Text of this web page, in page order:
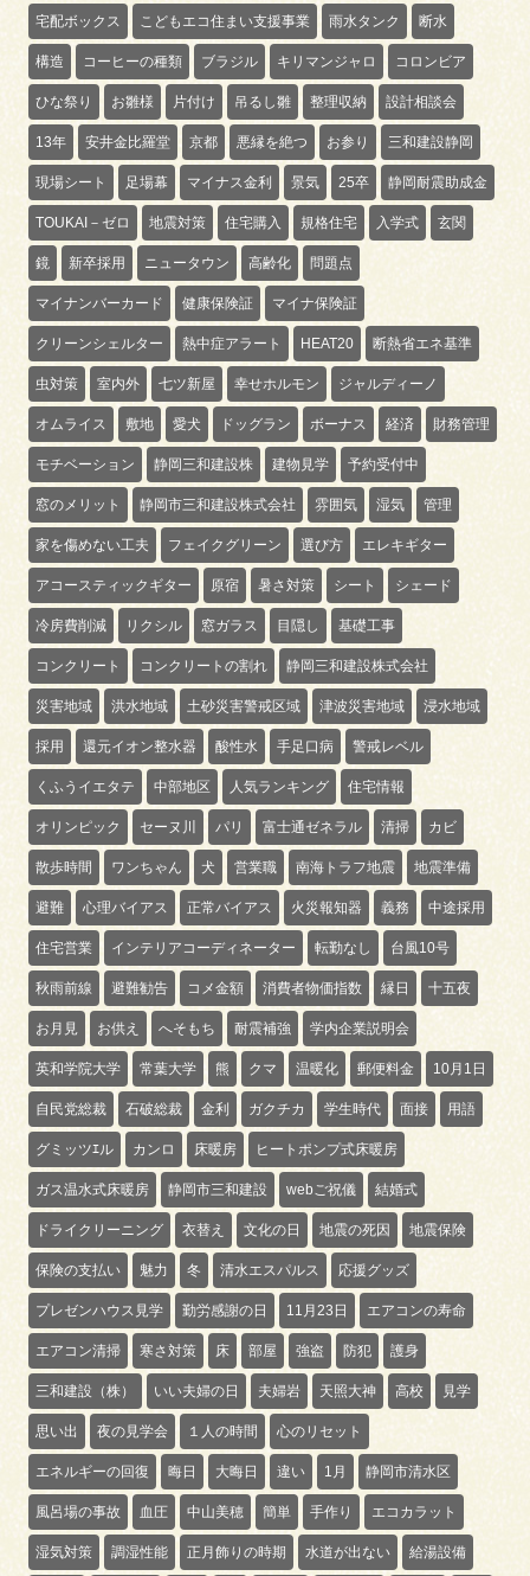
宅配ボックス こどもエコ住まい支援事業 雨水タンク 断水
構造 コーヒーの種類 ブラジル キリマンジャロ コロンビア
ひな祭り お雛様 片付け 吊るし雛 整理収納 設計相談会
13年 安井金比羅堂 京都 悪縁を絶つ お参り 三和建設静岡
現場シート 足場幕 マイナス金利 景気 25卒 静岡耐震助成金
TOUKAI－ゼロ 地震対策 住宅購入 規格住宅 入学式 玄関
鏡 新卒採用 ニュータウン 高齢化 問題点
マイナンバーカード 健康保険証 マイナ保険証
クリーンシェルター 熱中症アラート HEAT20 断熱省エネ基準
虫対策 室内外 七ツ新屋 幸せホルモン ジャルディーノ
オムライス 敷地 愛犬 ドッグラン ボーナス 経済 財務管理
モチベーション 静岡三和建設株 建物見学 予約受付中
窓のメリット 静岡市三和建設株式会社 雰囲気 湿気 管理
家を傷めない工夫 フェイクグリーン 選び方 エレキギター
アコースティックギター 原宿 暑さ対策 シート シェード
冷房費削減 リクシル 窓ガラス 目隠し 基礎工事
コンクリート コンクリートの割れ 静岡三和建設株式会社
災害地域 洪水地域 土砂災害警戒区域 津波災害地域 浸水地域
採用 還元イオン整水器 酸性水 手足口病 警戒レベル
くふうイエタテ 中部地区 人気ランキング 住宅情報
オリンピック セーヌ川 パリ 富士通ゼネラル 清掃 カビ
散歩時間 ワンちゃん 犬 営業職 南海トラフ地震 地震準備
避難 心理バイアス 正常バイアス 火災報知器 義務 中途採用
住宅営業 インテリアコーディネーター 転勤なし 台風10号
秋雨前線 避難勧告 コメ金額 消費者物価指数 縁日 十五夜
お月見 お供え へそもち 耐震補強 学内企業説明会
英和学院大学 常葉大学 熊 クマ 温暖化 郵便料金 10月1日
自民党総裁 石破総裁 金利 ガクチカ 学生時代 面接 用語
グミッツｴル カンロ 床暖房 ヒートポンプ式床暖房
ガス温水式床暖房 静岡市三和建設 webご祝儀 結婚式
ドライクリーニング 衣替え 文化の日 地震の死因 地震保険
保険の支払い 魅力 冬 清水エスパルス 応援グッズ
プレゼンハウス見学 勤労感謝の日 11月23日 エアコンの寿命
エアコン清掃 寒さ対策 床 部屋 強盗 防犯 護身
三和建設（株） いい夫婦の日 夫婦岩 天照大神 高校 見学
思い出 夜の見学会 １人の時間 心のリセット
エネルギーの回復 晦日 大晦日 違い 1月 静岡市清水区
風呂場の事故 血圧 中山美穂 簡単 手作り エコカラット
湿気対策 調湿性能 正月飾りの時期 水道が出ない 給湯設備